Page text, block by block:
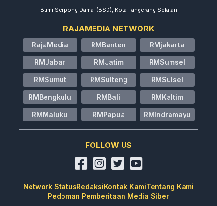
Bumi Serpong Damai (BSD), Kota Tangerang Selatan
RAJAMEDIA NETWORK
RajaMedia RMBanten RMjakarta
RMJabar RMJatim RMSumsel
RMSumut RMSulteng RMSulsel
RMBengkulu RMBali RMKaltim
RMMaluku RMPapua RMIndramayu
FOLLOW US
Network StatusRedaksiKontak KamiTentang Kami
Pedoman Pemberitaan Media Siber